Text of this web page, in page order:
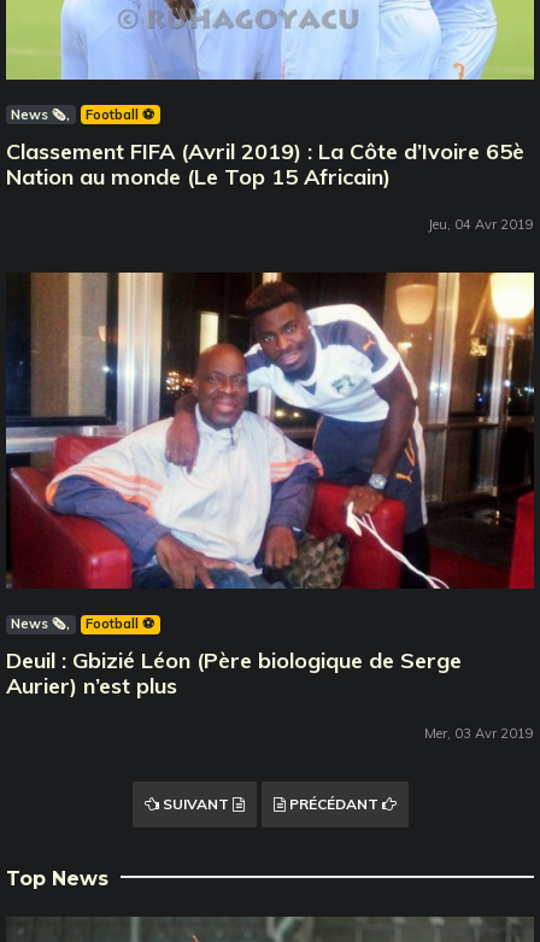
News 🗞️ Football ⚽️
Classement FIFA (Avril 2019) : La Côte d’Ivoire 65è
Nation au monde (Le Top 15 Africain)
Jeu, 04 Avr 2019
News 🗞️ Football ⚽️
Deuil : Gbizié Léon (Père biologique de Serge
Aurier) n’est plus
Mer, 03 Avr 2019
SUIVANT PRÉCÉDANT
Top News